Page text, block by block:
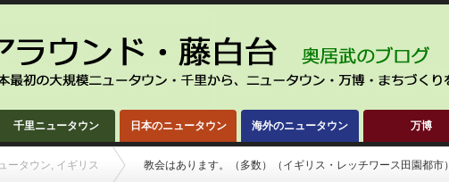
千里ニュータウン 日本のニュータウン 海外のニュータウン 万博
ータウン, イギリス 教会はあります。（多数）（イギリス・レッチワース田園都市）